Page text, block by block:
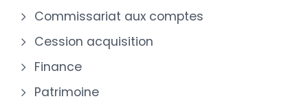
Commissariat aux comptes
Cession acquisition
Finance
Patrimoine